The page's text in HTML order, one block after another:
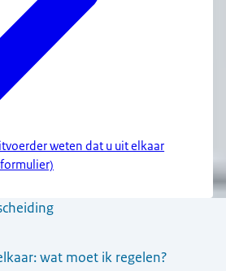
weten dat u uit elkaar
wat moet ik regelen?